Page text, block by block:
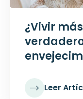
¿Vivir
Leer